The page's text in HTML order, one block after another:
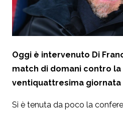
Oggi è intervenuto Di
match di domani contro la
ventiquattresima giornata
Si è tenuta da poco la